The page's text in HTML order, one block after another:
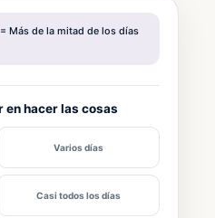
Más de la mitad de los días
en hacer las cosas
Varios días
Casi todos los días